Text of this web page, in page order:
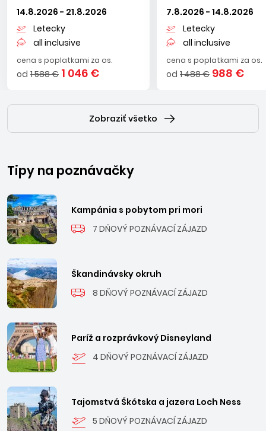
14.8.2026 - 21.8.2026
Letecky
all inclusive
cena s poplatkami za os.
od 1 588 € 1 046 €
7.8.2026 - 14.8.2026
Letecky
all inclusive
cena s poplatkami za os.
od 1 488 € 988 €
Zobraziť všetko
Tipy na poznávačky
Kampánia s pobytom pri mori
7 DŇOVÝ POZNÁVACÍ ZÁJAZD
Škandinávsky okruh
8 DŇOVÝ POZNÁVACÍ ZÁJAZD
Paríž a rozprávkový Disneyland
4 DŇOVÝ POZNÁVACÍ ZÁJAZD
Tajomstvá Škótska a jazera Loch Ness
5 DŇOVÝ POZNÁVACÍ ZÁJAZD